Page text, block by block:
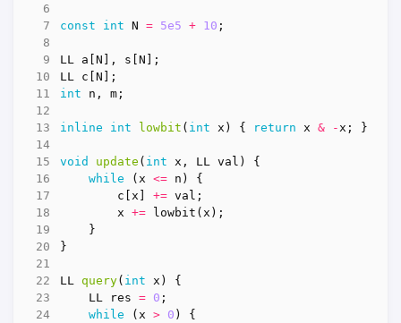
const int N = 5e5 + 10 ;
LL a [N ], s [N ];
LL c [N ];
int
n , m ;
inline int lowbit ( int x ) { return x & -x ; }
void update ( int x , LL val )
{
while
(x <= n )
{
c [x += val ;
x
+= lowbit (x );
}
}
LL query( int x )
{
LL
res = 0 ;
while
(x > 0 )
{